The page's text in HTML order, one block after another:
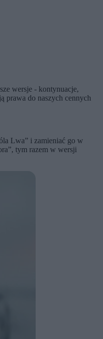
wersje - kontynuacje,
prawa do naszych cennych
Lwa” i zamieniać go w
tym razem w wersji